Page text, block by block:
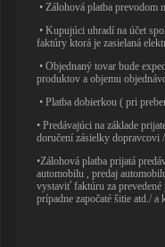
• Zálohová platba prevodom
• Kupujúci uhradí na účet
faktúry ktorá je zasielaná
• Objednaný tovar bude
produktov a objemu
• Platba dobierkou ( pri
• Predávajúci na základe
doručení zásielky dopravcovi
•Zálohová platba prijatá
automobilu , predaj
vystaviť faktúru za
prípadne započaté šitie atd./